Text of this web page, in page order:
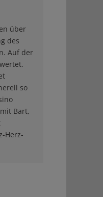
über
des
Auf der
so
Bart,
Herz-